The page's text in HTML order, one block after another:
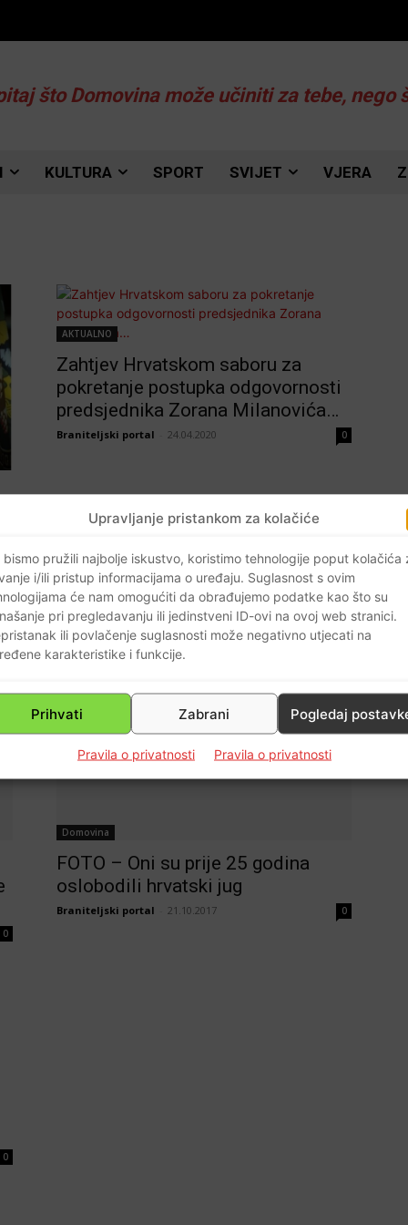
Upravljanje pristankom za kolačiće
bismo pružili najbolje iskustvo, koristimo tehnologije poput kolačića
i/ili pristup informacijama o uređaju. Suglasnost s ovim
će nam omogućiti da obrađujemo podatke kao što su
pri pregledavanju ili jedinstveni ID-ovi na ovoj web stranici.
ili povlačenje suglasnosti može negativno utjecati na
karakteristike i funkcije.
Prihvati Zabrani Pogledaj
Pravila o privatnosti Pravila o privatnosti
što Domovina može učiniti za tebe, nego
KULTURA SPORT SVIJET VJERA
AKTUALNO
Zahtjev Hrvatskom saboru za
pokretanje postupka odgovornosti
predsjednika Zorana Milanovića…
Braniteljski portal 24.04.2020 0
0
Domovina
FOTO – Oni su prije 25 godina
oslobodili hrvatski jug
Braniteljski portal 21.10.2017 0
0